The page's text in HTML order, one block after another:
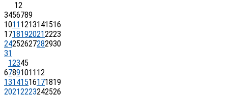
12
3456789
1011 1213141516
17181920212223
24252627282930
31
12345
67891011 12
13141516171819
20212223242526